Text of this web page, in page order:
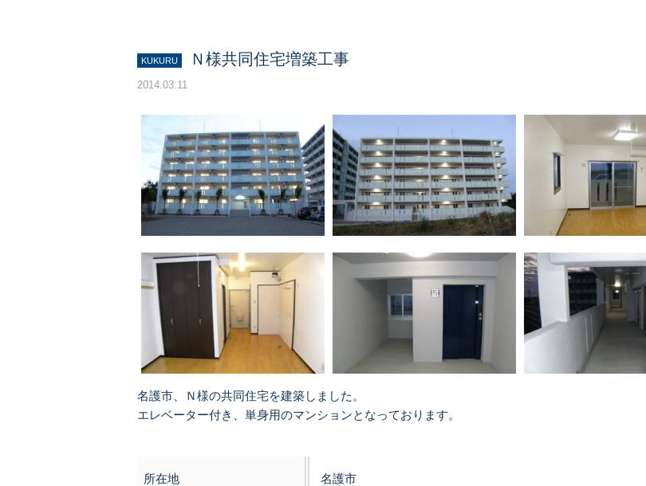
KUKURU Ｎ様共同住宅増築工事
2014.03.11
名護市、Ｎ様の共同住宅を建築しました。
エレベーター付き、単身用のマンションとなっております。
所在地 名護市